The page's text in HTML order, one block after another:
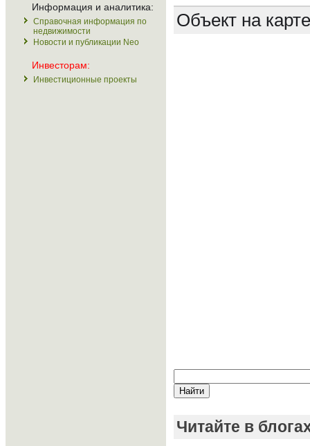
Информация и аналитика:
Справочная информация по
недвижимости
Новости и публикации Neo
Инвесторам:
Инвестиционные проекты
Объект на карте
Читайте в